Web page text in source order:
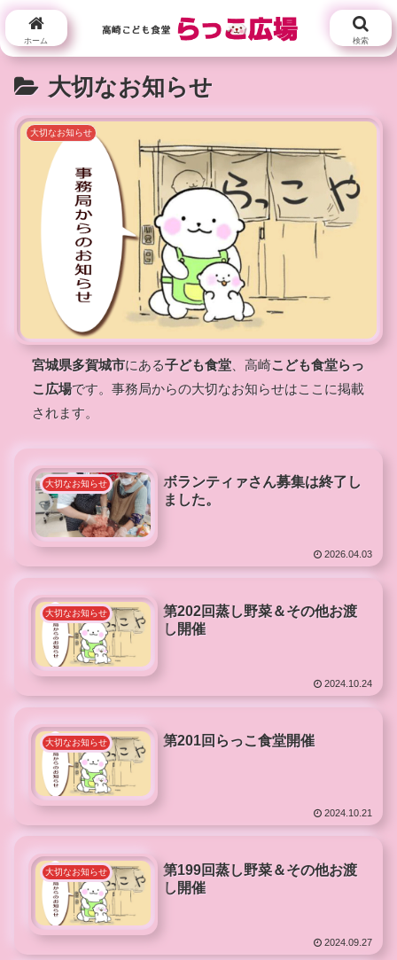
大切なお知らせ
大切なお知らせ
宮城県多賀城市にある子ども食堂 、高崎こども食堂らっ
こ広場です。事務局からの大切なお知らせはここに掲載
されます。
大切なお知らせ
ボランティァさん募集は終了し
ました。
2026.04.03
大切なお知らせ
第202回蒸し野菜＆その他お渡
し開催
2024.10.24
大切なお知らせ 第201回らっこ食堂開催
2024.10.21
大切なお知らせ
第199回蒸し野菜＆その他お渡
し開催
2024.09.27
ホーム 検索